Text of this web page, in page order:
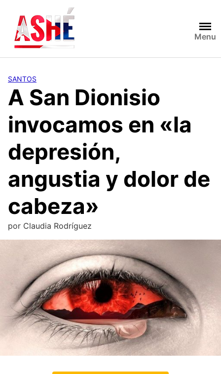
contenido
Menu
SANTOS
A San Dionisio
invocamos en «la
depresión,
angustia y dolor de
cabeza»
por Claudia Rodríguez